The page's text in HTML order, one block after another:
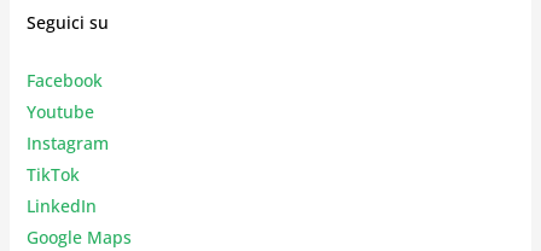
Seguici su
Facebook
Youtube
Instagram
TikTok
LinkedIn
Google Maps